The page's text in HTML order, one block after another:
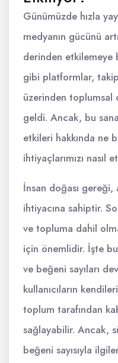
Günümüzde hızla
medyanın gücünü
derinden etkilemeye
gibi platformlar,
üzerinden toplumsal
geldi. Ancak, bu
etkileri hakkında ne
ihtiyaçlarımızı nasıl
İnsan doğası
ihtiyacına sahiptir.
ve topluma dahil
için önemlidir. İşte
ve beğeni sayıları
kullanıcıların
toplum tarafından
sağlayabilir. Ancak,
beğeni sayısıyla